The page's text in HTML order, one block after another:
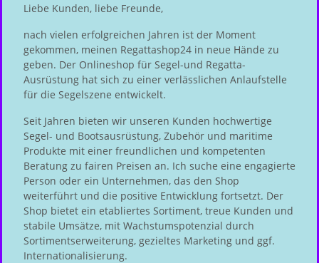
Liebe Kunden, liebe Freunde,
nach vielen erfolgreichen Jahren ist der Moment
gekommen, meinen Regattashop24 in neue Hände zu
geben. Der Onlineshop für Segel-und Regatta-
Ausrüstung hat sich zu einer verlässlichen Anlaufstelle
für die Segelszene entwickelt.
Seit Jahren bieten wir unseren Kunden hochwertige
Segel- und Bootsausrüstung, Zubehör und maritime
Produkte mit einer freundlichen und kompetenten
Beratung zu fairen Preisen an. Ich suche eine engagierte
Person oder ein Unternehmen, das den Shop
weiterführt und die positive Entwicklung fortsetzt. Der
Shop bietet ein etabliertes Sortiment, treue Kunden und
stabile Umsätze, mit Wachstumspotenzial durch
Sortimentserweiterung, gezieltes Marketing und ggf.
Internationalisierung.